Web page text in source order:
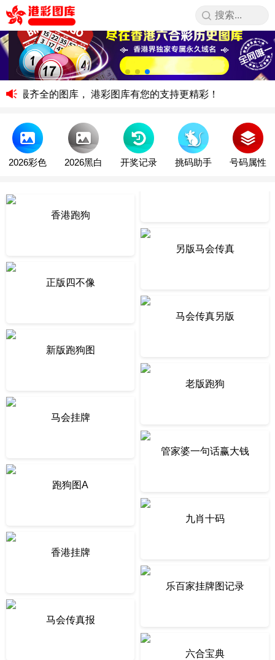
，最齐全的图库， 港彩图库有您的支持更精彩！
2026彩色 2026黑白 开奖记录 挑码助手 号码属性
香港跑狗
正版四不像
新版跑狗图
马会挂牌
跑狗图A
香港挂牌
马会传真报
另版马会传真
马会传真另版
老版跑狗
管家婆一句话赢大钱
九肖十码
乐百家挂牌图记录
六合宝典